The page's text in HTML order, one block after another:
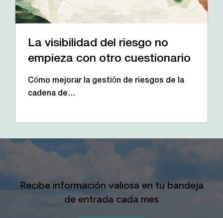
La visibilidad del riesgo no
empieza con otro cuestionario
Cómo mejorar la gestión de riesgos de la
cadena de…
Recibe información valiosa en tu bandeja
de entrada cada mes